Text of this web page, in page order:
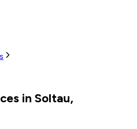
in Soltau,